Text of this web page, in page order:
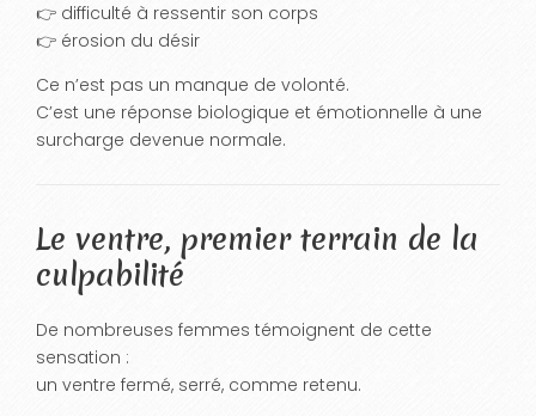
👉 difficulté à ressentir son corps
👉 érosion du désir
Ce n’est pas un manque de volonté.
C’est une réponse biologique et émotionnelle à une
surcharge devenue normale.
Le ventre, premier terrain de la
culpabilité
De nombreuses femmes témoignent de cette
sensation :
un ventre fermé, serré, comme retenu.